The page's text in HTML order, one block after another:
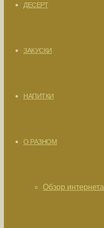
ДЕСЕРТ
ЗАКУСКИ
НАПИТКИ
О РАЗНОМ
Обзор интернета